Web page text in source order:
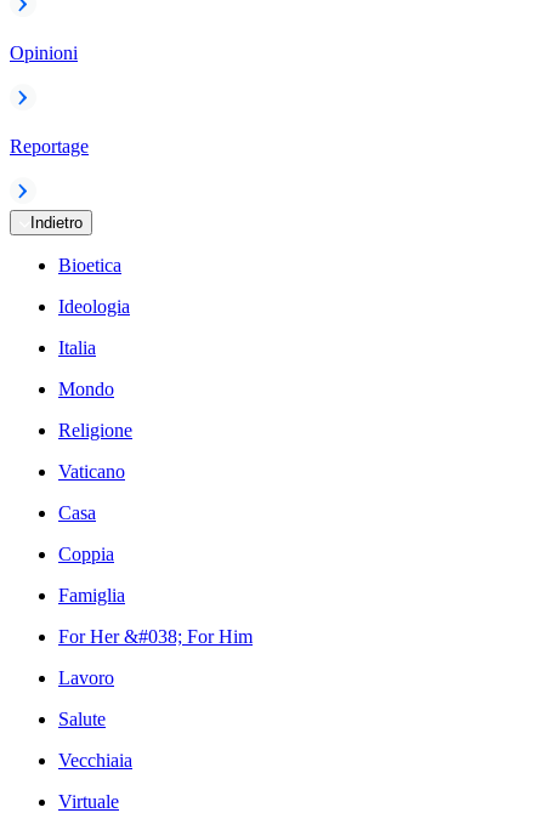
Opinioni
Reportage
Indietro
Bioetica
Ideologia
Italia
Mondo
Religione
Vaticano
Casa
Coppia
Famiglia
For Her &#038; For Him
Lavoro
Salute
Vecchiaia
Virtuale